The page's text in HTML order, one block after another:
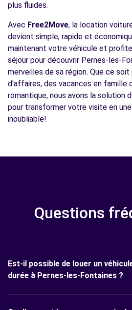
plus fluides.
Avec Free2Move, la location
devient simple, rapide et
maintenant votre véhicule et
séjour pour découvrir Pernes-les-
merveilles de sa région. Que ce soit
d'affaires, des vacances en famille
romantique, nous avons la solution
pour transformer votre visite en
inoubliable!
Questions
Est-il possible de louer un
durée à Pernes-les-Fontaines ?